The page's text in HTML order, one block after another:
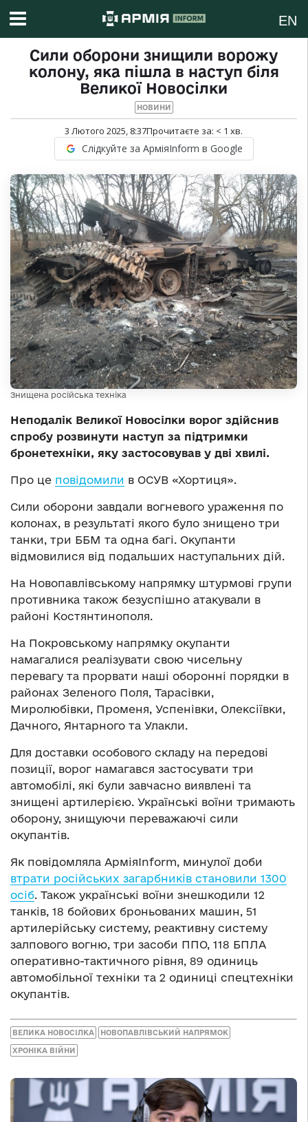
EN
Сили оборони знищили ворожу
колону, яка пішла в наступ біля
Великої Новосілки
НОВИНИ
3 Лютого 2025, 8:37Прочитаєте за: < 1 хв.
Слідкуйте за АрміяInform в Google
Знищена російська техніка
Неподалік Великої Новосілки ворог здійснив
спробу розвинути наступ за підтримки
бронетехніки, яку застосовував у дві хвилі.
Про це повідомили в ОСУВ «Хортиця».
Сили оборони завдали вогневого ураження по
колонах, в результаті якого було знищено три
танки, три ББМ та одна багі. Окупанти
відмовилися від подальших наступальних дій.
На Новопавлівському напрямку штурмові групи
противника також безуспішно атакували в
районі Костянтинополя.
На Покровському напрямку окупанти
намагалися реалізувати свою чисельну
перевагу та прорвати наші оборонні порядки в
районах Зеленого Поля, Тарасівки,
Миролюбівки, Променя, Успенівки, Олексіївки,
Дачного, Янтарного та Улакли.
Для доставки особового складу на передові
позиції, ворог намагався застосувати три
автомобілі, які були завчасно виявлені та
знищені артилерією. Українські воїни тримають
оборону, знищуючи переважаючі сили
окупантів.
Як повідомляла АрміяInform, минулої доби
втрати російських загарбників становили 1300
осіб. Також українські воїни знешкодили 12
танків, 18 бойових броньованих машин, 51
артилерійську систему, реактивну систему
залпового вогню, три засоби ППО, 118 БПЛА
оперативно-тактичного рівня, 89 одиниць
автомобільної техніки та 2 одиниці спецтехніки
окупантів.
ВЕЛИКА НОВОСІЛКА НОВОПАВЛІВСЬКИЙ НАПРЯМОК
ХРОНІКА ВІЙНИ